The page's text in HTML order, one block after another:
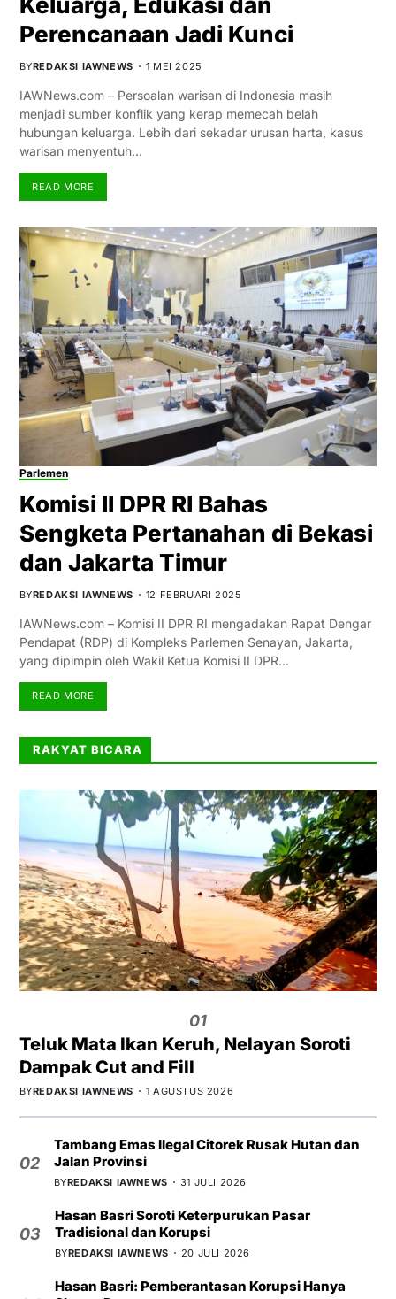
Perencanaan Jadi Kunci
BYREDAKSI IAWNEWS 1 MEI 2025
IAWNews.com – Persoalan warisan di Indonesia masih
menjadi sumber konflik yang kerap memecah belah
hubungan keluarga. Lebih dari sekadar urusan harta, kasus
warisan menyentuh…
READ MORE
Parlemen
Komisi II DPR RI Bahas
Sengketa Pertanahan di Bekasi
dan Jakarta Timur
BYREDAKSI IAWNEWS 12 FEBRUARI 2025
IAWNews.com – Komisi II DPR RI mengadakan Rapat Dengar
Pendapat (RDP) di Kompleks Parlemen Senayan, Jakarta,
yang dipimpin oleh Wakil Ketua Komisi II DPR…
READ MORE
RAKYAT BICARA
01
Teluk Mata Ikan Keruh, Nelayan Soroti
Dampak Cut and Fill
BYREDAKSI IAWNEWS 1 AGUSTUS 2026
02
Tambang Emas Ilegal Citorek Rusak Hutan dan
Jalan Provinsi
BYREDAKSI IAWNEWS 31 JULI 2026
03
Hasan Basri Soroti Keterpurukan Pasar
Tradisional dan Korupsi
BYREDAKSI IAWNEWS 20 JULI 2026
Hasan Basri: Pemberantasan Korupsi Hanya